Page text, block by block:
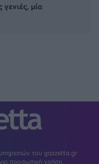
μία
του gazzetta.gr
προσωπική χρήση.